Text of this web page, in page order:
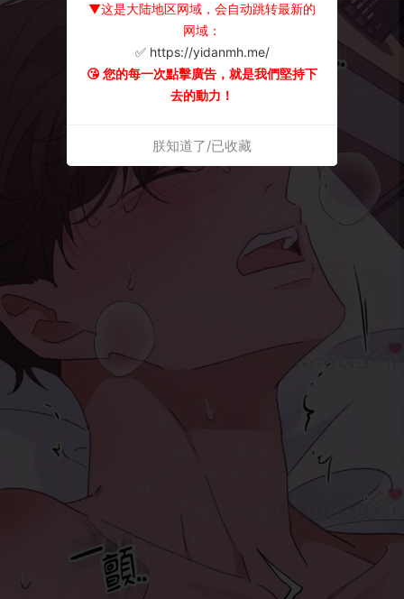
▼这是大陆地区网域，会自动跳转最新的
网域：
✅ https://yidanmh.me/
😘 您的每一次點擊廣告，就是我們堅持下
去的動力！
朕知道了/已收藏